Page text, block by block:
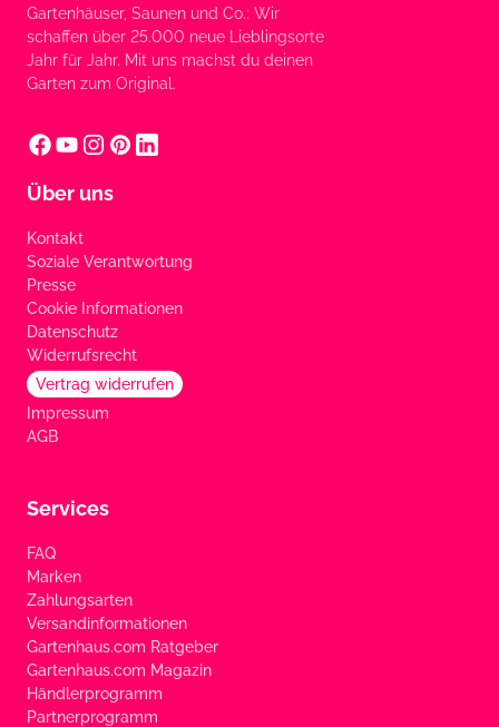
Gartenhäuser, Saunen und Co.: Wir
schaffen über 25.000 neue Lieblingsorte
Jahr für Jahr. Mit uns machst du deinen
Garten zum Original.
Über uns
Kontakt
Soziale Verantwortung
Presse
Cookie Informationen
Datenschutz
Widerrufsrecht
Vertrag widerrufen
Impressum
AGB
Services
FAQ
Marken
Zahlungsarten
Versandinformationen
Gartenhaus.com Ratgeber
Gartenhaus.com Magazin
Händlerprogramm
Partnerprogramm